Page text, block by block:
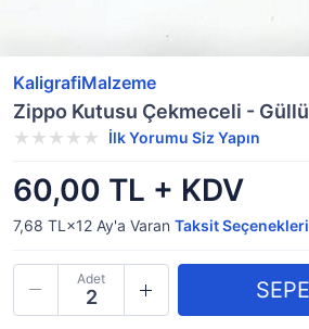
KaligrafiMalzeme
Zippo Kutusu Çekmeceli - Güllü
İlk Yorumu Siz Yapın
60,00 TL + KDV
7,68 TL×12 Ay'a Varan Taksit Seçenekleri
Adet